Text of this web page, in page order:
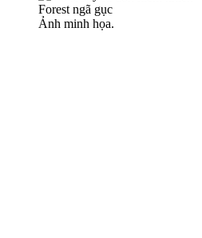
Ảnh minh họa.